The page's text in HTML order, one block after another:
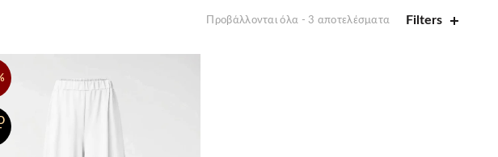
Προβάλλονται όλα - 3 αποτελέσματα Filters